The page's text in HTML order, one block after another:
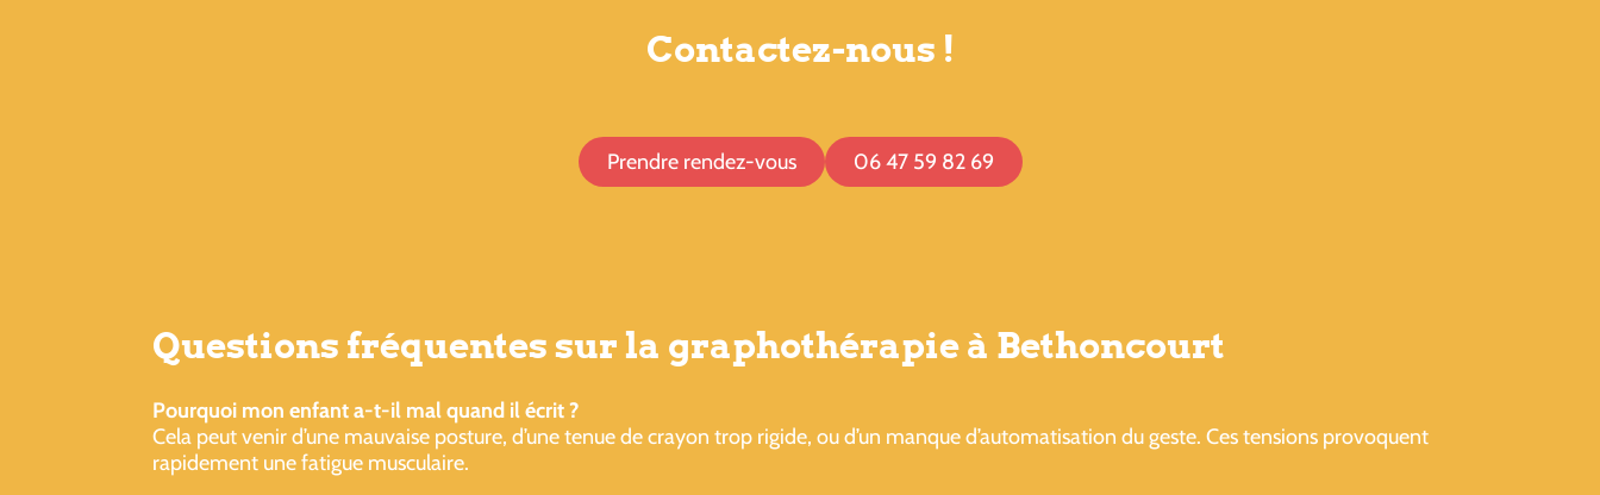
Contactez-nous !
Prendre rendez-vous 06 47 59 82 69
Questions fréquentes sur la graphothérapie à Bethoncourt
Pourquoi mon enfant a-t-il mal quand il écrit ?
Cela peut venir d’une mauvaise posture, d’une tenue de crayon trop rigide, ou d’un manque d’automatisation du geste. Ces tensions provoquent
rapidement une fatigue musculaire.